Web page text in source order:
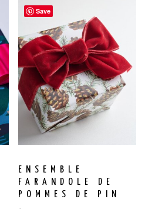
Save
ENSEMBLE
FARANDOLE DE
POMMES DE PIN